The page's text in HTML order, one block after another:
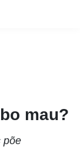
mau?
põe